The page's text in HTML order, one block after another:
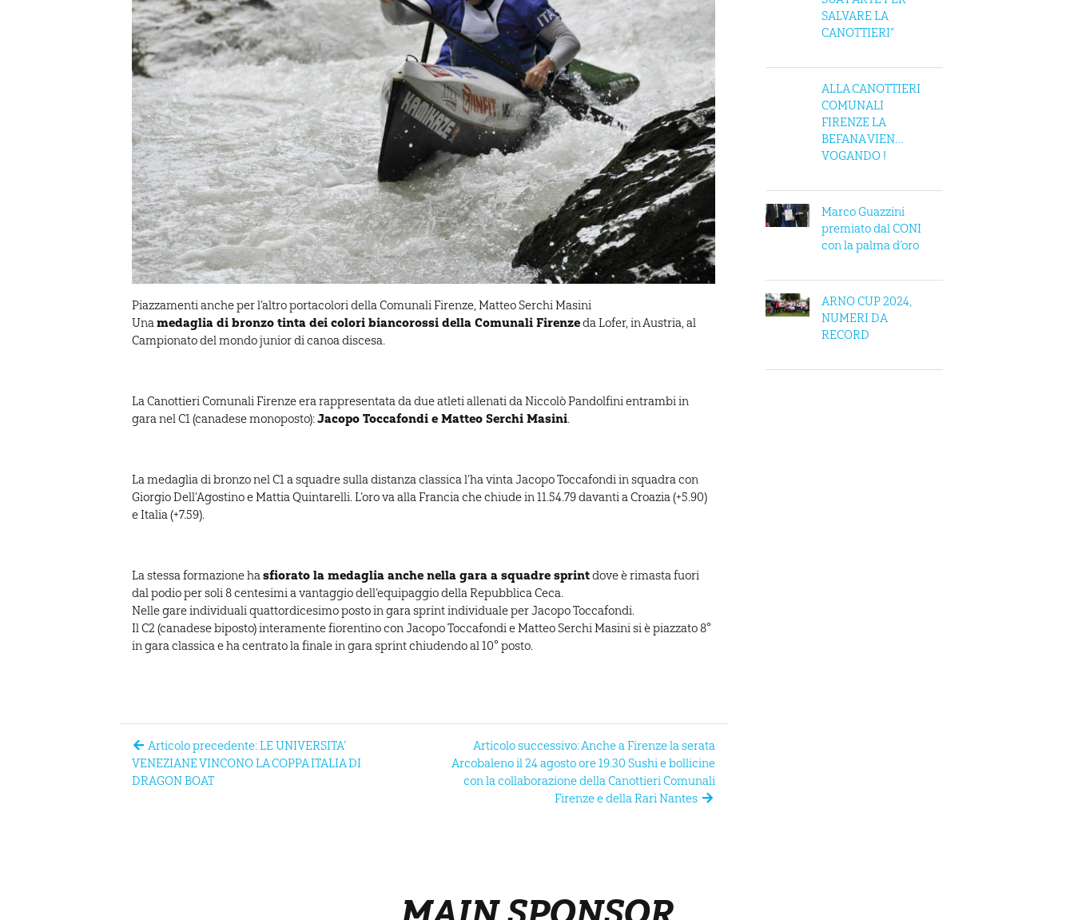
Piazzamenti anche per l’altro portacolori della Comunali Firenze, Matteo Serchi Masini
Unamedaglia di bronzo tinta dei colori biancorossi della Comunali Firenzeda Lofer, in Austria, al
Campionato del mondo junior di canoa discesa.
La Canottieri Comunali Firenze era rappresentata da due atleti allenati da Niccolò Pandolfini entrambi in
gara nel C1 (canadese monoposto):Jacopo Toccafondi e Matteo Serchi Masini.
La medaglia di bronzo nel C1 a squadre sulla distanza classica l’ha vinta Jacopo Toccafondi in squadra con
Giorgio Dell’Agostino e Mattia Quintarelli. L’oro va alla Francia che chiude in 11.54.79 davanti a Croazia (+5.90)
e Italia (+7.59).
La stessa formazione hasfiorato la medaglia anche nella gara a squadre sprintdove è rimasta fuori
dal podio per soli 8 centesimi a vantaggio dell’equipaggio della Repubblica Ceca.
Nelle gare individuali quattordicesimo posto in gara sprint individuale per Jacopo Toccafondi.
Il C2 (canadese biposto) interamente fiorentino con Jacopo Toccafondi e Matteo Serchi Masini si è piazzato 8°
in gara classica e ha centrato la finale in gara sprint chiudendo al 10° posto.
Articolo precedente: LE UNIVERSITA’
VENEZIANE VINCONO LA COPPA ITALIA DI
DRAGON BOAT
Articolo successivo: Anche a Firenze la serata
Arcobaleno il 24 agosto ore 19.30 Sushi e bollicine
con la collaborazione della Canottieri Comunali
Firenze e della Rari Nantes
SALVARE LA
CANOTTIERI”
ALLA CANOTTIERI
COMUNALI
FIRENZE LA
BEFANA VIEN…
VOGANDO !
Marco Guazzini
premiato dal CONI
con la palma d’oro
ARNO CUP 2024,
NUMERI DA
RECORD